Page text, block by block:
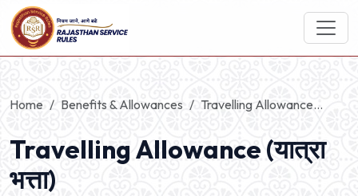
Home Benefits & Allowances Travelling Allowance...
Travelling Allowance (यात्रा
भत्ता)